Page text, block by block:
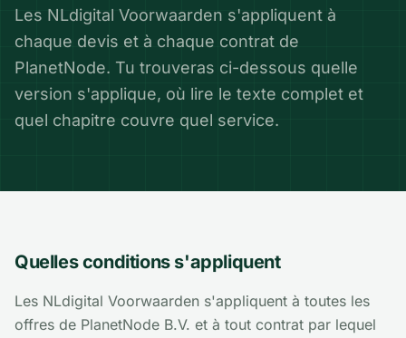
Les NLdigital Voorwaarden s'appliquent à
chaque devis et à chaque contrat de
PlanetNode. Tu trouveras ci-dessous quelle
version s'applique, où lire le texte complet et
quel chapitre couvre quel service.
Quelles conditions s'appliquent
Les NLdigital Voorwaarden s'appliquent à toutes les
offres de PlanetNode B.V. et à tout contrat par lequel